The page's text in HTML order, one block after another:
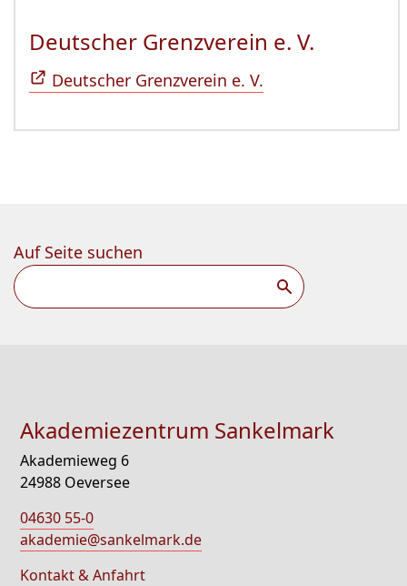
Deutscher Grenzverein e. V.
Deutscher Grenzverein e. V.
Auf Seite suchen
Suchen
Akademiezentrum Sankelmark
Akademieweg 6
24988 Oeversee
04630 55-0
akademie@sankelmark.de
Kontakt & Anfahrt